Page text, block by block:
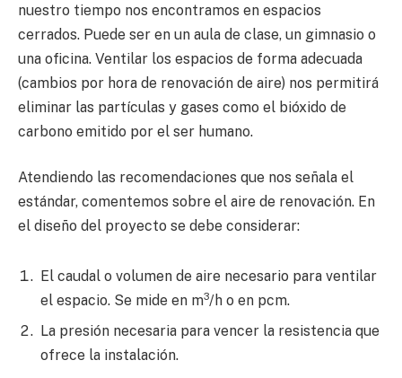
nuestro tiempo nos encontramos en espacios
cerrados. Puede ser en un aula de clase, un gimnasio o
una oficina. Ventilar los espacios de forma adecuada
(cambios por hora de renovación de aire) nos permitirá
eliminar las partículas y gases como el bióxido de
carbono emitido por el ser humano.
Atendiendo las recomendaciones que nos señala el
estándar, comentemos sobre el aire de renovación. En
el diseño del proyecto se debe considerar:
El caudal o volumen de aire necesario para ventilar
el espacio. Se mide en m3/h o en pcm.
La presión necesaria para vencer la resistencia que
ofrece la instalación.